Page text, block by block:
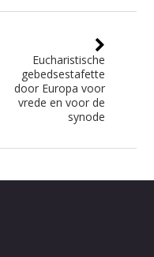
Eucharistische
gebedsestafette
door Europa voor
vrede en voor de
synode